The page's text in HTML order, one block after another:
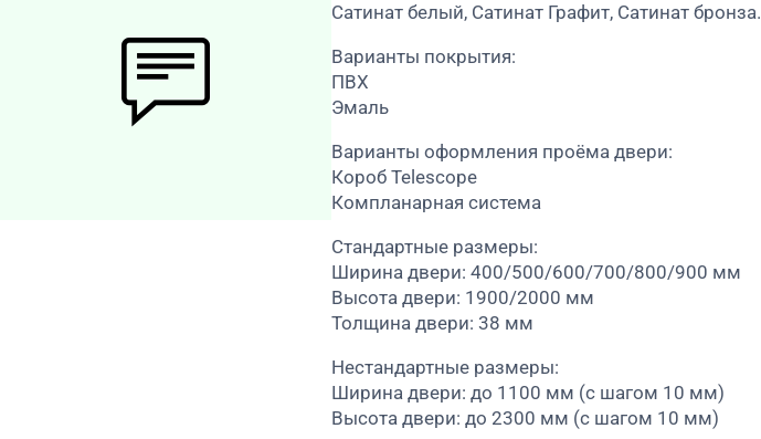
Сатинат белый, Сатинат Графит, Сатинат бронза.
Варианты покрытия:
ПВХ
Эмаль
Варианты оформления проёма двери:
Короб Telescope
Компланарная система
Стандартные размеры:
Ширина двери: 400/500/600/700/800/900 мм
Высота двери: 1900/2000 мм
Толщина двери: 38 мм
Нестандартные размеры:
Ширина двери: до 1100 мм (с шагом 10 мм)
Высота двери: до 2300 мм (с шагом 10 мм)